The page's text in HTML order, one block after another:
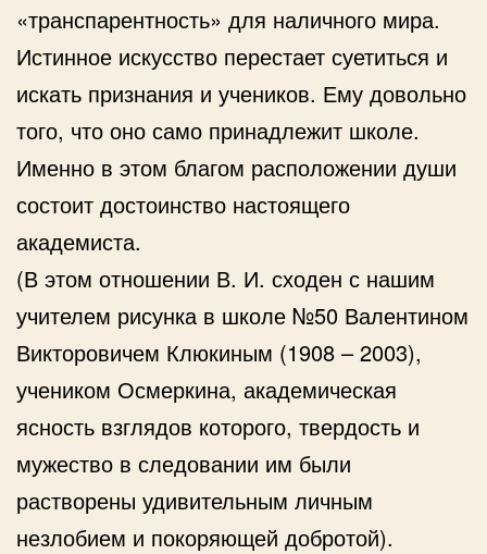
«транспарентность» для наличного мира.
Истинное искусство перестает суетиться и
искать признания и учеников. Ему довольно
того, что оно само принадлежит школе.
Именно в этом благом расположении души
состоит достоинство настоящего
академиста.
(В этом отношении В. И. сходен с нашим
учителем рисунка в школе №50 Валентином
Викторовичем Клюкиным (1908 – 2003),
учеником Осмеркина, академическая
ясность взглядов которого, твердость и
мужество в следовании им были
растворены удивительным личным
незлобием и покоряющей добротой).